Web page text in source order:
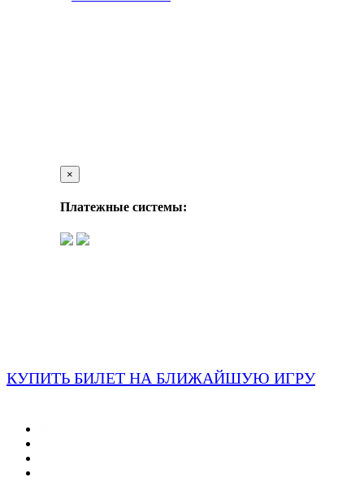
×
Платежные системы:
КУПИТЬ БИЛЕТ НА БЛИЖАЙШУЮ ИГРУ